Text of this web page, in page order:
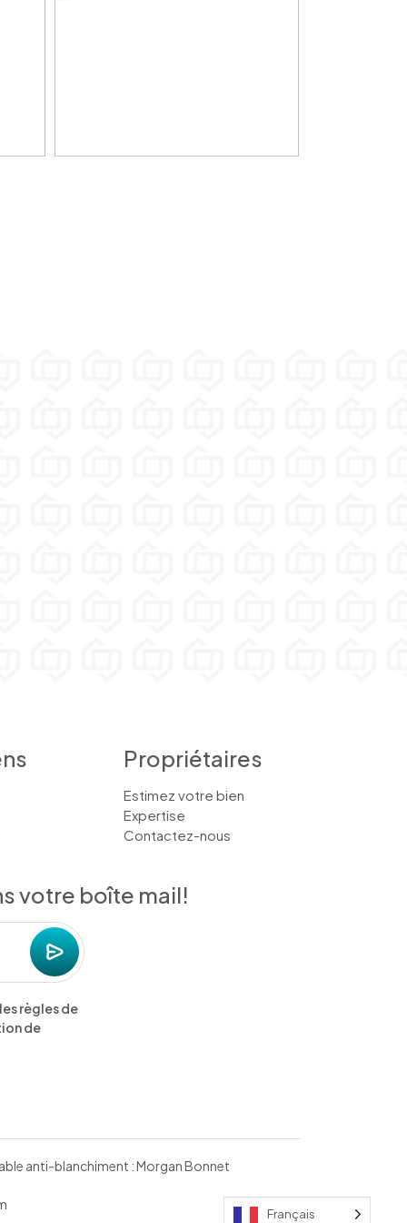
Propriétaires
Estimez votre bien
Expertise
Contactez-nous
votre boîte mail!
les règles de
de
anti-blanchiment : Morgan Bonnet
Français